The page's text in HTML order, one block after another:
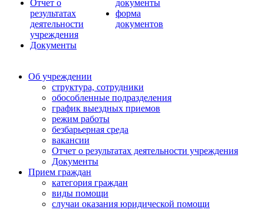
Отчет о
результатах
деятельности
учреждения
Документы
документы
форма
документов
Об учреждении
структура, сотрудники
обособленные подразделения
график выездных приемов
режим работы
безбарьерная среда
вакансии
Отчет о результатах деятельности учреждения
Документы
Прием граждан
категория граждан
виды помощи
случаи оказания юридической помощи